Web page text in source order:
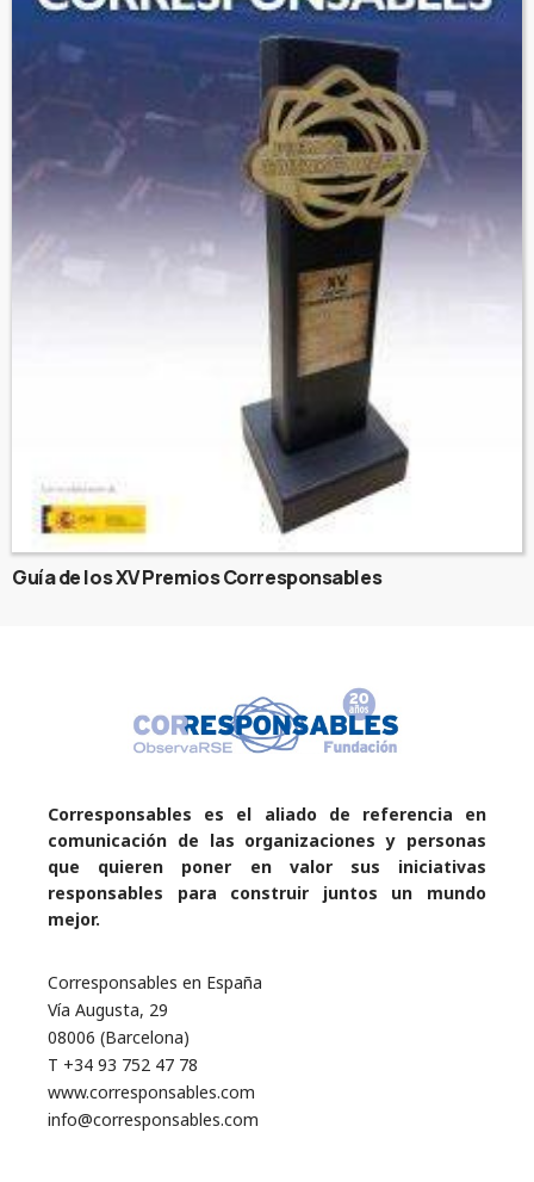
Guía de los XV Premios Corresponsables
Corresponsables es el aliado de referencia en
comunicación de las organizaciones y personas
que quieren poner en valor sus iniciativas
responsables para construir juntos un mundo
mejor.
Corresponsables en España
Vía Augusta, 29
08006 (Barcelona)
T +34 93 752 47 78
www.corresponsables.com
info@corresponsables.com